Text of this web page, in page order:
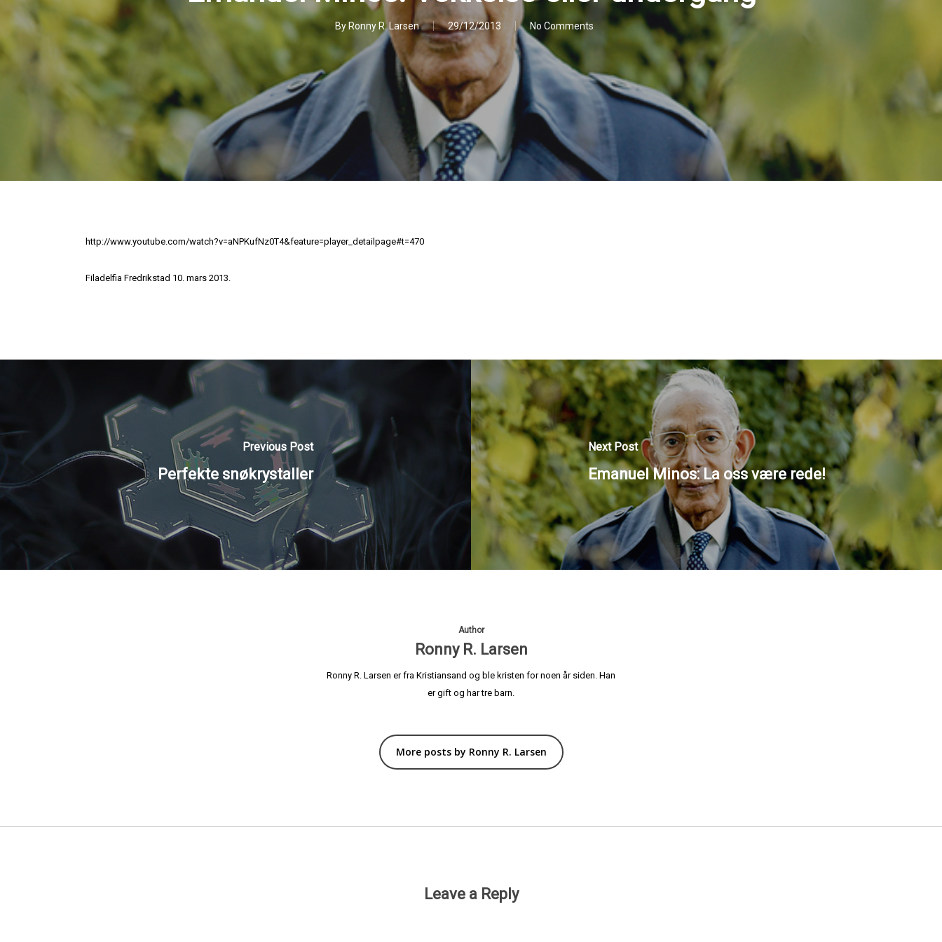
By Ronny R. Larsen 29/12/2013 No Comments
http://www.youtube.com/watch?v=aNPKufNz0T4&feature=player_detailpage#t=470
Filadelfia Fredrikstad 10. mars 2013.
Previous Post
Perfekte snøkrystaller
Next Post
Emanuel Minos: La oss være rede!
Author
Ronny R. Larsen
Ronny R. Larsen er fra Kristiansand og ble kristen for noen år siden. Han
er gift og har tre barn.
More posts by Ronny R. Larsen
Leave a Reply